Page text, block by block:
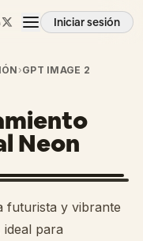
Iniciar sesión
›GPT IMAGE 2
Neon
futurista y vibrante
para